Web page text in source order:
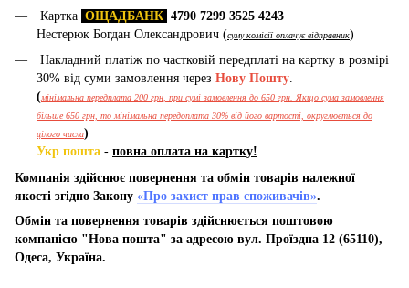
Картка ОЩАДБАНК 4790 7299 3525 4243
Нестерюк Богдан Олександрович (суму комісії оплачує відправник)
Накладний платіж по частковій передплаті на картку в розмірі
30% від суми замовлення через Нову Пошту.
(мінімальна передплата 200 грн, при сумі замовлення до 650 грн. Якщо сума замовлення
більше 650 грн, то мінімальна передоплата 30% від його вартості, округлюється до
цілого числа)
Укр пошта - повна оплата на картку!
Компанія здійснює повернення та обмін товарів належної
якості згідно Закону «Про захист прав споживачів».
Обмін та повернення товарів здійснюється поштовою
компанією "Нова пошта" за адресою вул. Проїздна 12 (65110),
Одеса, Україна.